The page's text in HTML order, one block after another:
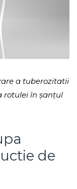
a tuberozitatii
rotulei în șanțul
de